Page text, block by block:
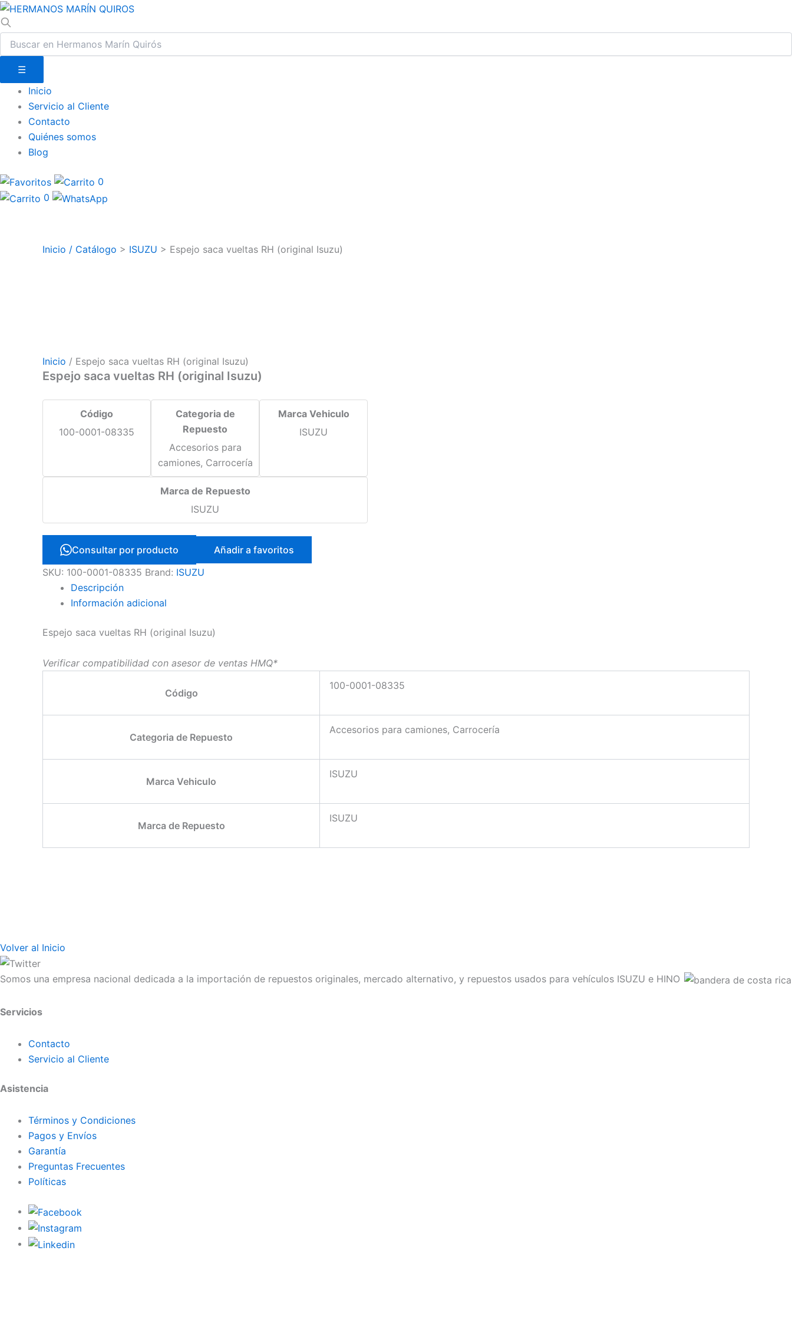
☰
Inicio
Servicio al Cliente
Contacto
Quiénes somos
Blog
0
0
Inicio / Catálogo > ISUZU > Espejo saca vueltas RH (original Isuzu)
Inicio / Espejo saca vueltas RH (original Isuzu)
Espejo saca vueltas RH (original Isuzu)
Código
100-0001-08335
Categoria de
Repuesto
Accesorios para
camiones, Carrocería
Marca Vehiculo
ISUZU
Marca de Repuesto
ISUZU
Consultar por producto
Añadir a favoritos
SKU: 100-0001-08335 Brand: ISUZU
Descripción
Información adicional
Espejo saca vueltas RH (original Isuzu)
Verificar compatibilidad con asesor de ventas HMQ*
Código
100-0001-08335
Categoria de Repuesto
Accesorios para camiones, Carrocería
Marca Vehiculo
ISUZU
Marca de Repuesto
ISUZU
Volver al Inicio
Somos una empresa nacional dedicada a la importación de repuestos originales, mercado alternativo, y repuestos usados para vehículos ISUZU e HINO
Servicios
Contacto
Servicio al Cliente
Asistencia
Términos y Condiciones
Pagos y Envíos
Garantía
Preguntas Frecuentes
Políticas